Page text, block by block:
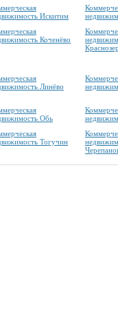
Искитим
Коченёво
Линёво
Обь
Тогучин